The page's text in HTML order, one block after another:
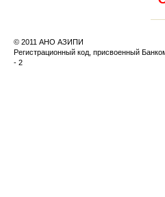
© 2011 АНО АЗИПИ
Регистрационный код, присвоенный
- 2